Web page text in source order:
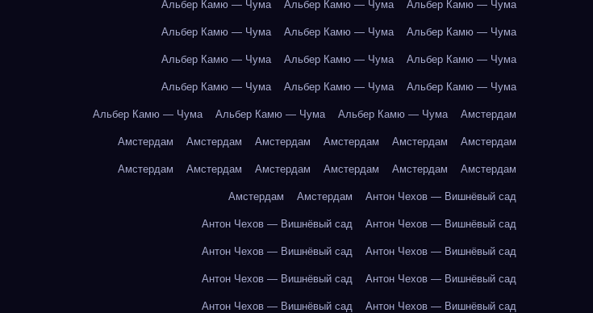
Альбер Камю — Чума Альбер Камю — Чума Альбер Камю — Чума
Альбер Камю — Чума Альбер Камю — Чума Альбер Камю — Чума
Альбер Камю — Чума Альбер Камю — Чума Альбер Камю — Чума
Альбер Камю — Чума Альбер Камю — Чума Альбер Камю — Чума
Альбер Камю — Чума Альбер Камю — Чума Альбер Камю — Чума Амстердам
Амстердам Амстердам Амстердам Амстердам Амстердам Амстердам
Амстердам Амстердам Амстердам Амстердам Амстердам Амстердам
Амстердам Амстердам Антон Чехов — Вишнёвый сад
Антон Чехов — Вишнёвый сад Антон Чехов — Вишнёвый сад
Антон Чехов — Вишнёвый сад Антон Чехов — Вишнёвый сад
Антон Чехов — Вишнёвый сад Антон Чехов — Вишнёвый сад
Антон Чехов — Вишнёвый сад Антон Чехов — Вишнёвый сад